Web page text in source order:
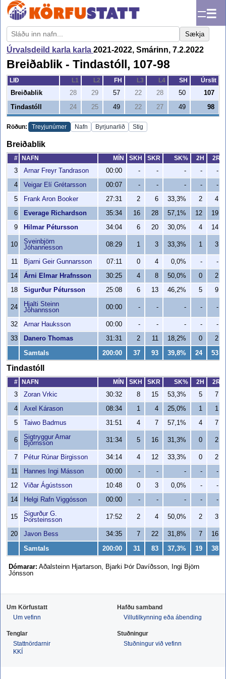
☰
Sækja
Úrvalsdeild karla karla 2021-2022, Smárinn, 7.2.2022
Breiðablik - Tindastóll, 107-98
LIÐ L1 L2 FH L3 L4 SH
Úrslit
Breiðablik
28 29 57 22 28 50
107
Tindastóll
24 25 49 22 27 49 98
Röðun: Treyjunúmer Nafn Byrjunarlið Stig
Breiðablik
# NAFN MÍN SKH SKR SK% 2H
2R
3
Arnar Freyr Tandrason 00:00 - - - -
-
4
Veigar Elí Grétarsson 00:07 - - - -
-
5
Frank Aron Booker 27:31 2 6 33,3% 2
4
6
Everage Richardson 35:34 16 28 57,1% 12
19
9
Hilmar Pétursson 34:04 6 20 30,0% 4 14
10
Sveinbjörn
Jóhannesson
08:29 1 3 33,3% 1 3
11 Bjarni Geir Gunnarsson 07:11 0 4 0,0% -
-
14
Árni Elmar Hrafnsson 30:25 4 8 50,0% 0
2
18
Sigurður Pétursson 25:08 6 13 46,2% 5 9
24
Hjalti Steinn
Jóhannsson
00:00 - - - - -
32 Arnar Hauksson 00:00 - - - -
-
33
Danero Thomas 31:31 2 11 18,2% 0 2
Samtals 200:00 37 93 39,8% 24 53
Tindastóll
# NAFN MÍN SKH SKR SK% 2H
2R
3
Zoran Vrkic 30:32 8 15 53,3% 5
7
4
Axel Kárason 08:34 1 4 25,0% 1
1
5
Taiwo Badmus 31:51 4 7 57,1% 4 7
6
Sigtryggur Arnar
Björnsson
31:34 5 16 31,3% 0 2
7 Pétur Rúnar Birgisson 34:14 4 12 33,3% 0
2
11
Hannes Ingi Másson 00:00 - - - -
-
12
Viðar Ágústsson 10:48 0 3 0,0% -
-
14
Helgi Rafn Viggósson 00:00 - - - - -
15
Sigurður G.
Þorsteinsson
17:52 2 4 50,0% 2 3
20 Javon Bess 34:35 7 22 31,8% 7 16
Samtals 200:00 31 83 37,3% 19 38
Dómarar: Aðalsteinn Hjartarson, Bjarki Þór Davíðsson, Ingi Björn
Jónsson
Um Körfustatt
Um vefinn
Hafðu samband
Villutilkynning eða ábending
Tenglar
Stattnördarnir
KKÍ
Stuðningur
Stuðningur við vefinn